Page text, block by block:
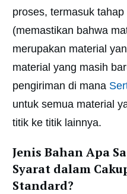
proses, termasuk
(memastikan bahwa
merupakan material
material yang masih
pengiriman di mana
untuk semua material
titik ke titik lainnya.
Jenis Bahan Apa
Syarat dalam
Standard?